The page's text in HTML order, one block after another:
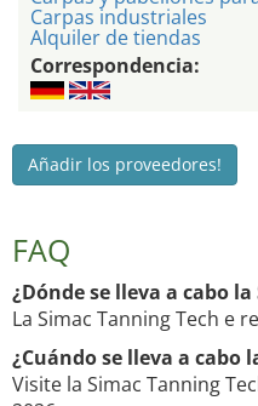
Carpas industriales
Alquiler de tiendas
Correspondencia:
Añadir los proveedores!
FAQ
¿Dónde se lleva a cabo
La Simac Tanning Tech e
¿Cuándo se lleva a cabo
Visite la Simac Tanning